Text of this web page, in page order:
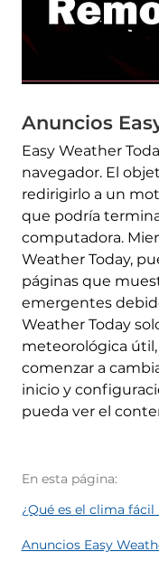
Anuncios
Easy Weather
navegador. El
redirigirlo a un
que podría
computadora.
Weather Today,
páginas que
emergentes
Weather Today
meteorológica
comenzar a
inicio y
pueda ver el
En esta página:
¿Qué es el clima fácil
Anuncios Easy